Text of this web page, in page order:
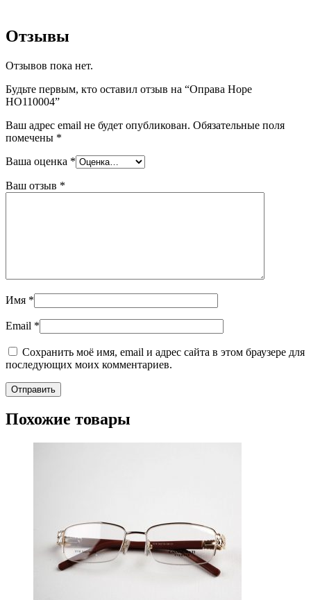
Отзывы
Отзывов пока нет.
Будьте первым, кто оставил отзыв на “Оправа Hope
HO110004”
Ваш адрес email не будет опубликован. Обязательные поля
помечены *
Ваша оценка *
Ваш отзыв *
Имя *
Email *
Сохранить моё имя, email и адрес сайта в этом браузере для
последующих моих комментариев.
Похожие товары